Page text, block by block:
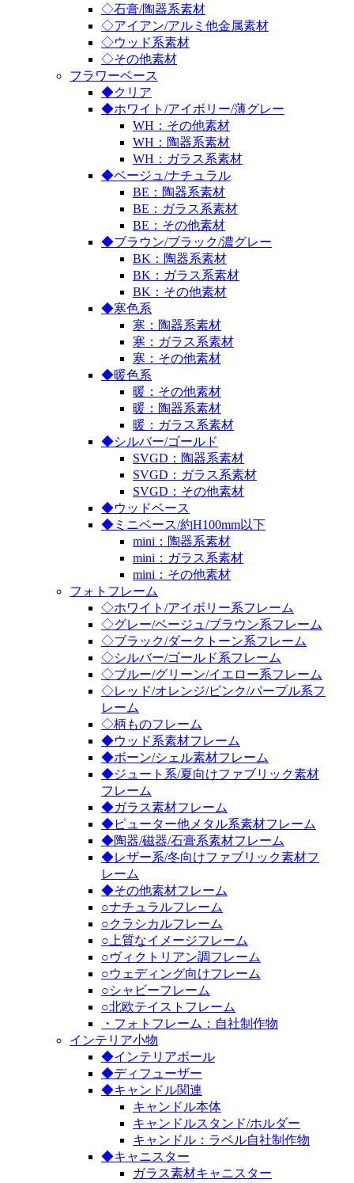
◇石膏/陶器系素材
◇アイアン/アルミ他金属素材
◇ウッド系素材
◇その他素材
フラワーベース
◆クリア
◆ホワイト/アイボリー/薄グレー
WH：その他素材
WH：陶器系素材
WH：ガラス系素材
◆ベージュ/ナチュラル
BE：陶器系素材
BE：ガラス系素材
BE：その他素材
◆ブラウン/ブラック/濃グレー
BK：陶器系素材
BK：ガラス系素材
BK：その他素材
◆寒色系
寒：陶器系素材
寒：ガラス系素材
寒：その他素材
◆暖色系
暖：その他素材
暖：陶器系素材
暖：ガラス系素材
◆シルバー/ゴールド
SVGD：陶器系素材
SVGD：ガラス系素材
SVGD：その他素材
◆ウッドベース
◆ミニベース/約H100mm以下
mini：陶器系素材
mini：ガラス系素材
mini：その他素材
フォトフレーム
◇ホワイト/アイボリー系フレーム
◇グレー/ベージュ/ブラウン系フレーム
◇ブラック/ダークトーン系フレーム
◇シルバー/ゴールド系フレーム
◇ブルー/グリーン/イエロー系フレーム
◇レッド/オレンジ/ピンク/パープル系フ
レーム
◇柄ものフレーム
◆ウッド系素材フレーム
◆ボーン/シェル素材フレーム
◆ジュート系/夏向けファブリック素材
フレーム
◆ガラス素材フレーム
◆ピューター他メタル系素材フレーム
◆陶器/磁器/石膏系素材フレーム
◆レザー系/冬向けファブリック素材フ
レーム
◆その他素材フレーム
○ナチュラルフレーム
○クラシカルフレーム
○上質なイメージフレーム
○ヴィクトリアン調フレーム
○ウェディング向けフレーム
○シャビーフレーム
○北欧テイストフレーム
・フォトフレーム：自社制作物
インテリア小物
◆インテリアボール
◆ディフューザー
◆キャンドル関連
キャンドル本体
キャンドルスタンド/ホルダー
キャンドル：ラベル自社制作物
◆キャニスター
ガラス素材キャニスター